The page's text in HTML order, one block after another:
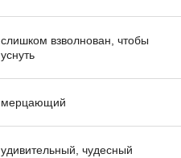
слишком взволнован, чтобы
уснуть
мерцающий
удивительный, чудесный